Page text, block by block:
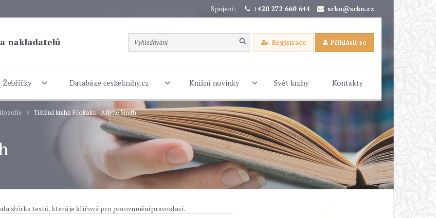
Spojení: +420 272 660 644 sckn@sckn.cz
nakladatelů Registrace Přihlásit se
Žebříčky Databáze ceskeknihy.cz Knižní novinky Svět knihy Kontakty
Tištěná kniha Filokalia - Allyne Smith
sbírka textů, která je klíčová pro porozuměnípravoslaví.